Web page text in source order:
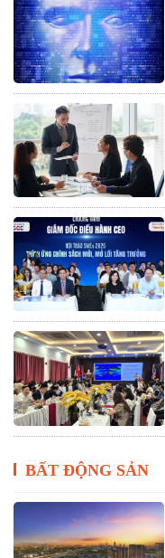
BẤT ĐỘNG SẢN